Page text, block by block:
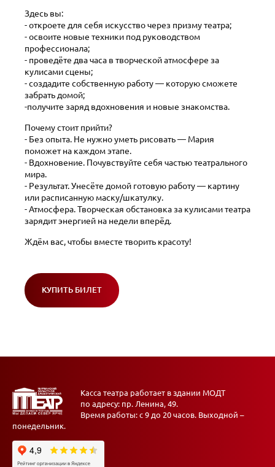
Здесь вы:
- откроете для себя искусство через призму театра;
- освоите новые техники под руководством
профессионала;
- проведёте два часа в творческой атмосфере за
кулисами сцены;
- создадите собственную работу — которую сможете
забрать домой;
-получите заряд вдохновения и новые знакомства.
Почему стоит прийти?
- Без опыта. Не нужно уметь рисовать — Мария
поможет на каждом этапе.
- Вдохновение. Почувствуйте себя частью театрального
мира.
- Результат. Унесёте домой готовую работу — картину
или расписанную маску/шкатулку.
- Атмосфера. Творческая обстановка за кулисами театра
зарядит энергией на недели вперёд.
Ждём вас, чтобы вместе творить красоту!
КУПИТЬ БИЛЕТ
(ОТКРОЕТСЯ
Касса театра работает в здании МОДТ
по адресу: пр. Ленина, 49.
Время работы: с 9 до 20 часов. Выходной –
понедельник.